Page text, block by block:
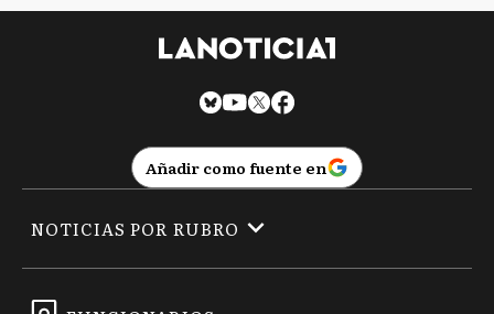
Añadir como fuente en
NOTICIAS POR RUBRO